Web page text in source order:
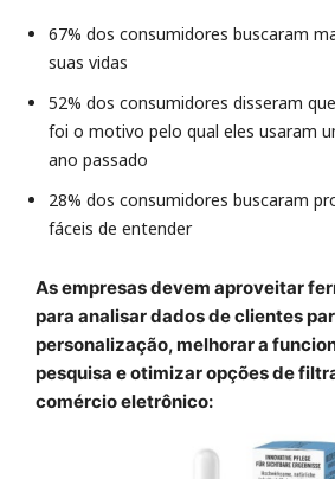
67% dos consumidores buscaram
suas vidas
52% dos consumidores disseram
foi o motivo pelo qual eles usaram
ano passado
28% dos consumidores buscaram
fáceis de entender
As empresas devem aproveitar
para analisar dados de clientes
personalização, melhorar a
pesquisa e otimizar opções de
comércio eletrônico: